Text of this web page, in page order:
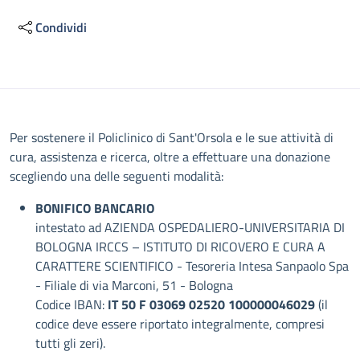
Condividi
Descrizione
Per sostenere il Policlinico di Sant'Orsola e le sue attività di
cura, assistenza e ricerca, oltre a effettuare una donazione
scegliendo una delle seguenti modalità:
BONIFICO BANCARIO
intestato ad AZIENDA OSPEDALIERO-UNIVERSITARIA DI
BOLOGNA IRCCS – ISTITUTO DI RICOVERO E CURA A
CARATTERE SCIENTIFICO - Tesoreria Intesa Sanpaolo Spa
- Filiale di via Marconi, 51 - Bologna
Codice IBAN: IT 50 F 03069 02520 100000046029(il
codice deve essere riportato integralmente, compresi
tutti gli zeri).